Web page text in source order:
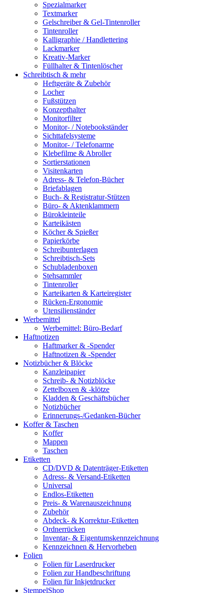
Spezialmarker
Textmarker
Gelschreiber & Gel-Tintenroller
Tintenroller
Kalligraphie / Handlettering
Lackmarker
Kreativ-Marker
Füllhalter & Tintenlöscher
Schreibtisch & mehr
Heftgeräte & Zubehör
Locher
Fußstützen
Konzepthalter
Monitorfilter
Monitor- / Notebookständer
Sichttafelsysteme
Monitor- / Telefonarme
Klebefilme & Abroller
Sortierstationen
Visitenkarten
Adress- & Telefon-Bücher
Briefablagen
Buch- & Registratur-Stützen
Büro- & Aktenklammern
Bürokleinteile
Karteikästen
Köcher & Spießer
Papierkörbe
Schreibunterlagen
Schreibtisch-Sets
Schubladenboxen
Stehsammler
Tintenroller
Karteikarten & Karteiregister
Rücken-Ergonomie
Utensilienständer
Werbemittel
Werbemittel: Büro-Bedarf
Haftnotizen
Haftmarker & -Spender
Haftnotizen & -Spender
Notizbücher & Blöcke
Kanzleipapier
Schreib- & Notizblöcke
Zettelboxen & -klötze
Kladden & Geschäftsbücher
Notizbücher
Erinnerungs-/Gedanken-Bücher
Koffer & Taschen
Koffer
Mappen
Taschen
Etiketten
CD/DVD & Datenträger-Etiketten
Adress- & Versand-Etiketten
Universal
Endlos-Etiketten
Preis- & Warenauszeichnung
Zubehör
Abdeck- & Korrektur-Etiketten
Ordnerrücken
Inventar- & Eigentumskennzeichnung
Kennzeichnen & Hervorheben
Folien
Folien für Laserdrucker
Folien zur Handbeschriftung
Folien für Inkjetdrucker
StempelShop